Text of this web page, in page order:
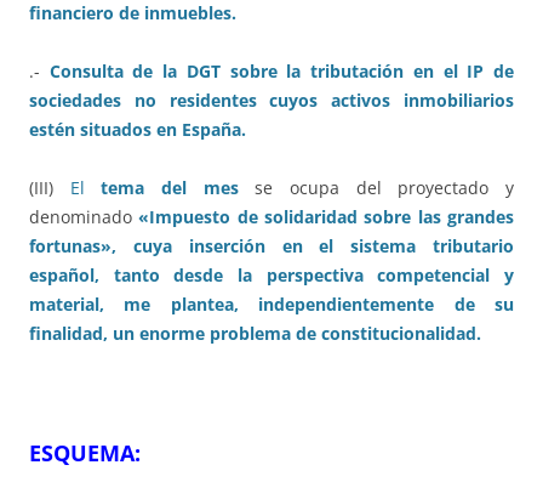
financiero de inmuebles.
.- Consulta de la DGT sobre la tributación en el IP de
sociedades no residentes cuyos activos inmobiliarios
estén situados en España.
(III) Eltema del mes
se ocupa del proyectado y
denominado«Impuesto de solidaridad sobre las grandes
fortunas», cuya inserción en el sistema tributario
español, tanto desde la perspectiva competencial y
material, me plantea, independientemente de su
finalidad, un enorme problema de constitucionalidad.
ESQUEMA: